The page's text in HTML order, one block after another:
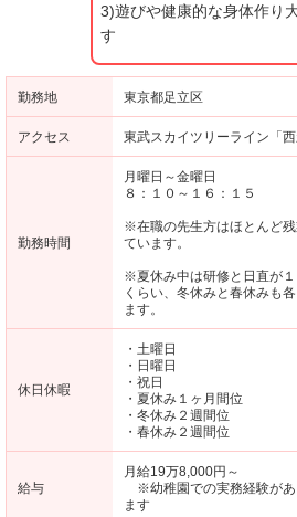
3)遊びや健康的な身体作り
す
勤務地 東京都足立区
アクセス 東武スカイツリーライン「
勤務時間
月曜日～金曜日
８：１０～１６：１５
※在職の先生方はほとんど
ています。
※夏休み中は研修と日直が
くらい、冬休みと春休みも
ます。
休日休暇
・土曜日
・日曜日
・祝日
・夏休み１ヶ月間位
・冬休み２週間位
・春休み２週間位
給与
月給19万8,000円～
※幼稚園での実務経験があ
ます